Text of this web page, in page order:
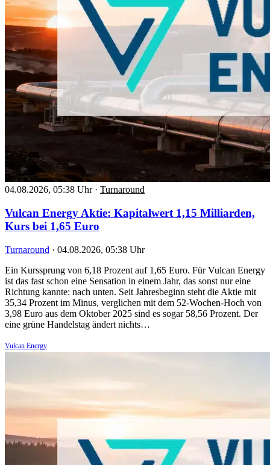
04.08.2026, 05:38 Uhr · Turnaround
Vulcan Energy Aktie: Kapitalwert 1,15 Milliarden,
Kurs bei 1,65 Euro
Turnaround · 04.08.2026, 05:38 Uhr
Ein Kurssprung von 6,18 Prozent auf 1,65 Euro. Für Vulcan Energy
ist das fast schon eine Sensation in einem Jahr, das sonst nur eine
Richtung kannte: nach unten. Seit Jahresbeginn steht die Aktie mit
35,34 Prozent im Minus, verglichen mit dem 52-Wochen-Hoch von
3,98 Euro aus dem Oktober 2025 sind es sogar 58,56 Prozent. Der
eine grüne Handelstag ändert nichts…
Vulcan Energy